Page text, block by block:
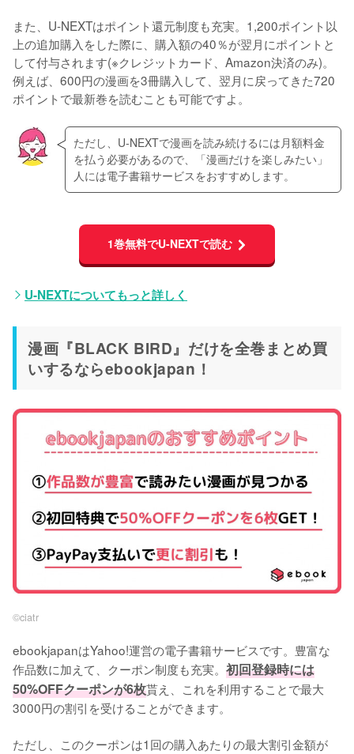
また、U-NEXTはポイント還元制度も充実。1,200ポイント以
上の追加購入をした際に、購入額の40％が翌月にポイントと
して付与されます(※クレジットカード、Amazon決済のみ)。
例えば、600円の漫画を3冊購入して、翌月に戻ってきた720
ポイントで最新巻を読むことも可能ですよ。
ただし、U-NEXTで漫画を読み続けるには月額料金
を払う必要があるので、「漫画だけを楽しみたい」
人には電子書籍サービスをおすすめします。
1巻無料でU-NEXTで読む
U-NEXTについてもっと詳しく
漫画『BLACK BIRD』だけを全巻まとめ買
いするならebookjapan！
©︎ciatr
ebookjapanはYahoo!運営の電子書籍サービスです。豊富な
作品数に加えて、クーポン制度も充実。 初回登録時には
50%OFFクーポンが6枚貰え、これを利用することで最大
3000円の割引を受けることができます。
ただし、このクーポンは1回の購入あたりの最大割引金額が